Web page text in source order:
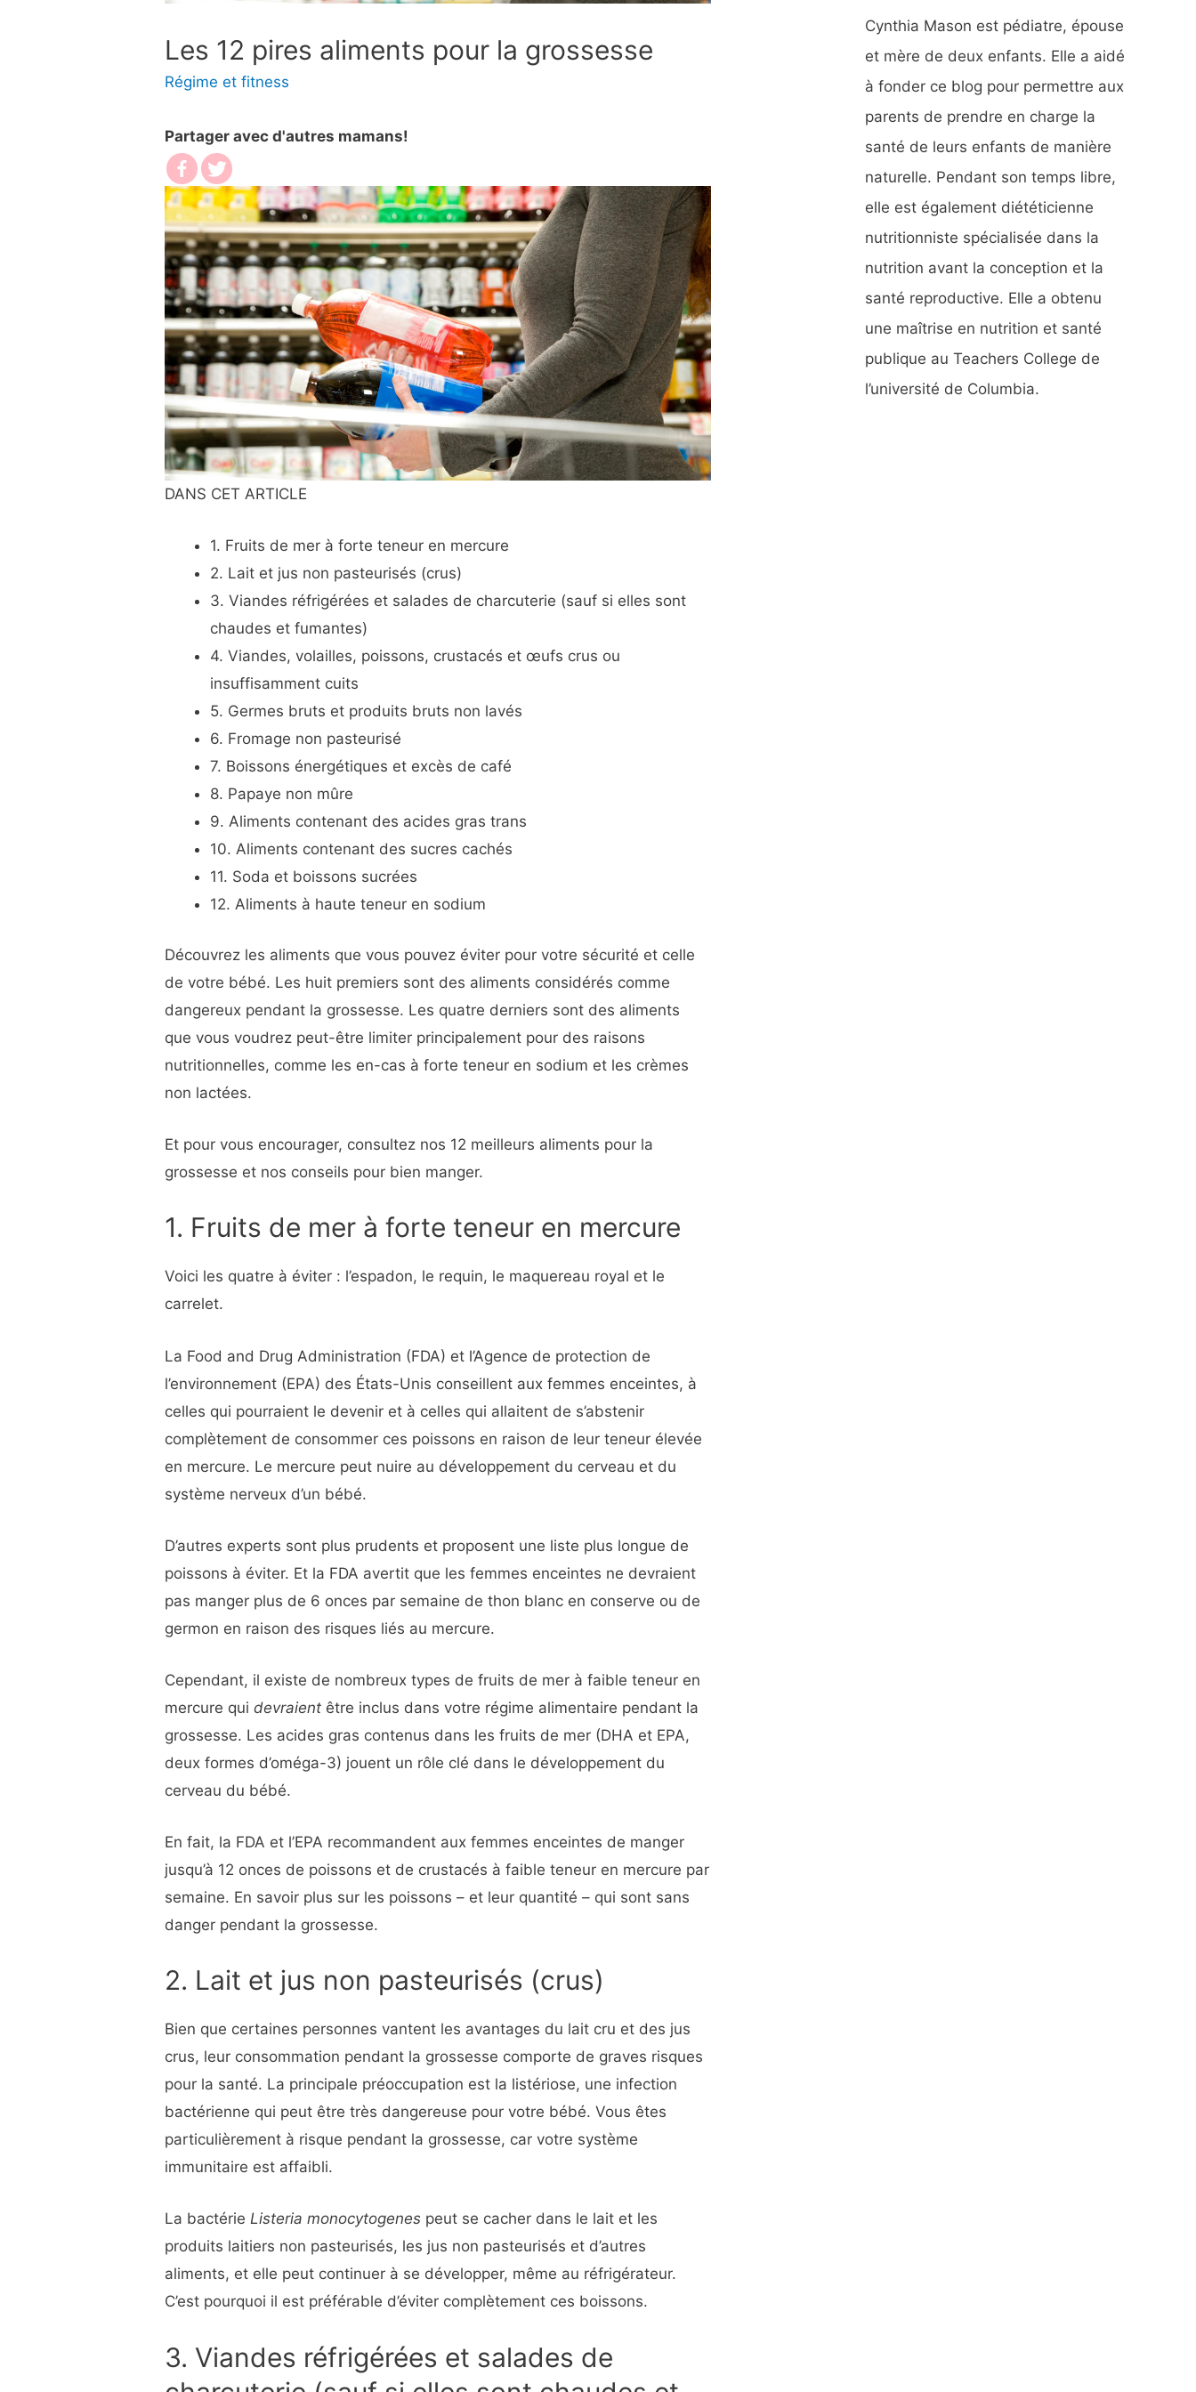
Les 12 pires aliments pour la grossesse
Régime et fitness
Partager avec d'autres mamans!
DANS CET ARTICLE
1. Fruits de mer à forte teneur en mercure
2. Lait et jus non pasteurisés (crus)
3. Viandes réfrigérées et salades de charcuterie (sauf si elles sont
chaudes et fumantes)
4. Viandes, volailles, poissons, crustacés et œufs crus ou
insuffisamment cuits
5. Germes bruts et produits bruts non lavés
6. Fromage non pasteurisé
7. Boissons énergétiques et excès de café
8. Papaye non mûre
9. Aliments contenant des acides gras trans
10. Aliments contenant des sucres cachés
11. Soda et boissons sucrées
12. Aliments à haute teneur en sodium
Découvrez les aliments que vous pouvez éviter pour votre sécurité et celle
de votre bébé. Les huit premiers sont des aliments considérés comme
dangereux pendant la grossesse. Les quatre derniers sont des aliments
que vous voudrez peut-être limiter principalement pour des raisons
nutritionnelles, comme les en-cas à forte teneur en sodium et les crèmes
non lactées.
Et pour vous encourager, consultez nos 12 meilleurs aliments pour la
grossesse et nos conseils pour bien manger.
1. Fruits de mer à forte teneur en mercure
Voici les quatre à éviter : l’espadon, le requin, le maquereau royal et le
carrelet.
La Food and Drug Administration (FDA) et l’Agence de protection de
l’environnement (EPA) des États-Unis conseillent aux femmes enceintes, à
celles qui pourraient le devenir et à celles qui allaitent de s’abstenir
complètement de consommer ces poissons en raison de leur teneur élevée
en mercure. Le mercure peut nuire au développement du cerveau et du
système nerveux d’un bébé.
D’autres experts sont plus prudents et proposent une liste plus longue de
poissons à éviter. Et la FDA avertit que les femmes enceintes ne devraient
pas manger plus de 6 onces par semaine de thon blanc en conserve ou de
germon en raison des risques liés au mercure.
Cependant, il existe de nombreux types de fruits de mer à faible teneur en
mercure quidevraient être inclus dans votre régime alimentaire pendant la
grossesse. Les acides gras contenus dans les fruits de mer (DHA et EPA,
deux formes d’oméga-3) jouent un rôle clé dans le développement du
cerveau du bébé.
En fait, la FDA et l’EPA recommandent aux femmes enceintes de manger
jusqu’à 12 onces de poissons et de crustacés à faible teneur en mercure par
semaine. En savoir plus sur les poissons – et leur quantité – qui sont sans
danger pendant la grossesse.
2. Lait et jus non pasteurisés (crus)
Bien que certaines personnes vantent les avantages du lait cru et des jus
crus, leur consommation pendant la grossesse comporte de graves risques
pour la santé. La principale préoccupation est la listériose, une infection
bactérienne qui peut être très dangereuse pour votre bébé. Vous êtes
particulièrement à risque pendant la grossesse, car votre système
immunitaire est affaibli.
La bactérieListeria monocytogenes peut se cacher dans le lait et les
produits laitiers non pasteurisés, les jus non pasteurisés et d’autres
aliments, et elle peut continuer à se développer, même au réfrigérateur.
C’est pourquoi il est préférable d’éviter complètement ces boissons.
3. Viandes réfrigérées et salades de
Cynthia Mason est pédiatre, épouse
et mère de deux enfants. Elle a aidé
à fonder ce blog pour permettre aux
parents de prendre en charge la
santé de leurs enfants de manière
naturelle. Pendant son temps libre,
elle est également diététicienne
nutritionniste spécialisée dans la
nutrition avant la conception et la
santé reproductive. Elle a obtenu
une maîtrise en nutrition et santé
publique au Teachers College de
l’université de Columbia.